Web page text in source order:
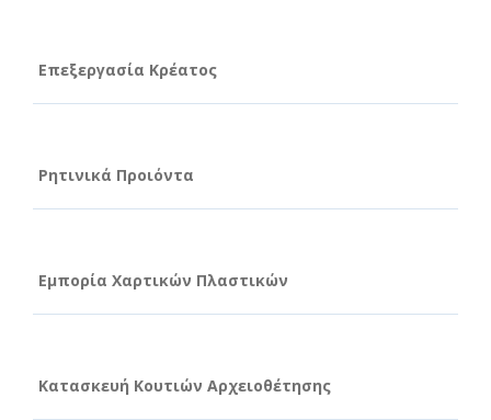
Επεξεργασία Κρέατος
Ρητινικά Προιόντα
Εμπορία Χαρτικών Πλαστικών
Κατασκευή Κουτιών Αρχειοθέτησης